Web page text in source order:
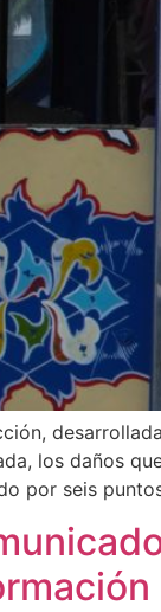
los daños
por seis